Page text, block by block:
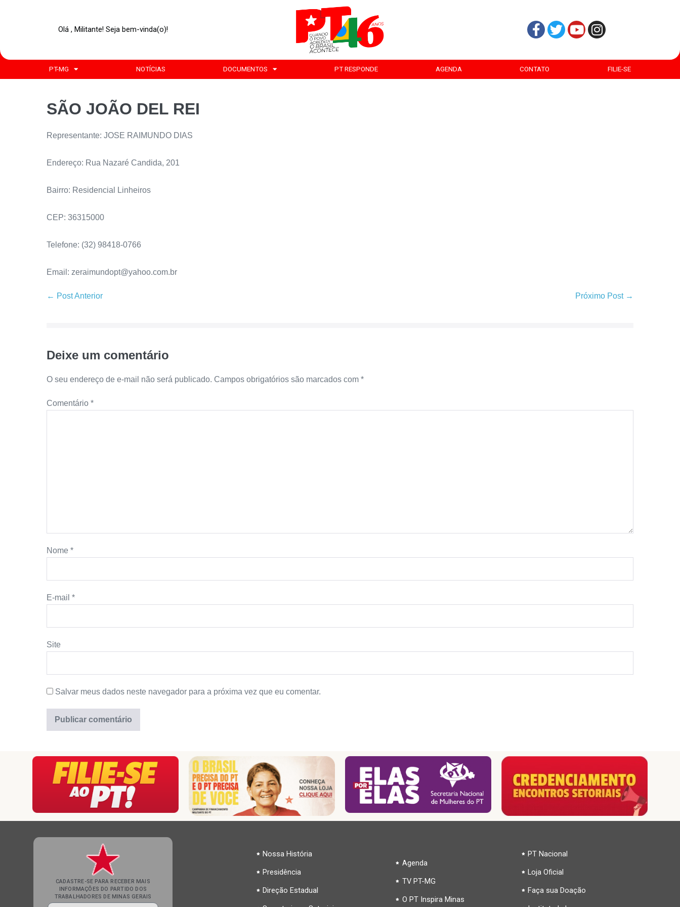
Olá , Militante! Seja bem-vinda(o)!
PT-MG NOTÍCIAS DOCUMENTOS PT RESPONDE AGENDA CONTATO FILIE-SE
SÃO JOÃO DEL REI
Representante: JOSE RAIMUNDO DIAS
Endereço: Rua Nazaré Candida, 201
Bairro: Residencial Linheiros
CEP: 36315000
Telefone: (32) 98418-0766
Email: zeraimundopt@yahoo.com.br
← Post Anterior Próximo Post →
Deixe um comentário
O seu endereço de e-mail não será publicado. Campos obrigatórios são marcados com *
Comentário *
Nome *
E-mail *
Site
Salvar meus dados neste navegador para a próxima vez que eu comentar.
CADASTRE-SE PARA RECEBER MAIS
INFORMAÇÕES DO PARTIDO DOS
TRABALHADORES DE MINAS GERAIS
Nossa História
Presidência
Direção Estadual
Agenda
TV PT-MG
O PT Inspira Minas
PT Nacional
Loja Oficial
Faça sua Doação